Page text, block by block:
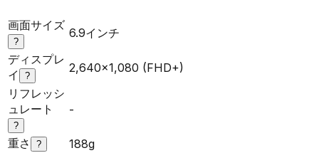
画面サイズ
?
6.9インチ
ディスプレ
イ
?
2,640x1,080 (FHD+)
リフレッシ
ュレート
?
-
重さ ?
188g